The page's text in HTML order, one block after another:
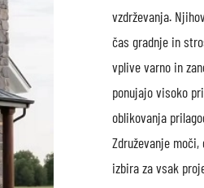
vzdrževanja.
čas gradnje in
vplive varno in
ponujajo visoko
oblikovanja
Združevanje
izbira za vsak